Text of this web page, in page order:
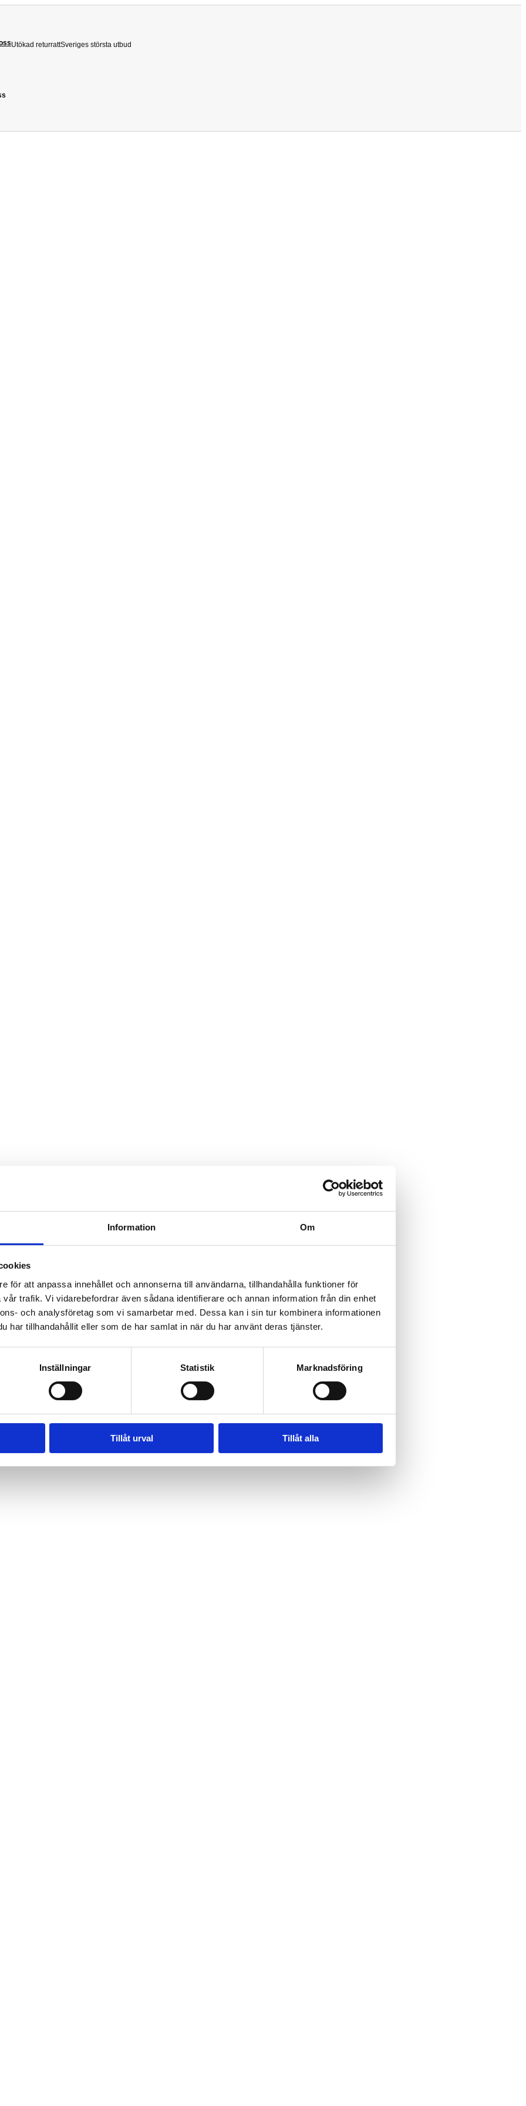
Information Om
för att anpassa innehållet och annonserna till användarna, tillhandahålla funktioner för
trafik. Vi vidarebefordrar även sådana identifierare och annan information från din enhet
och analysföretag som vi samarbetar med. Dessa kan i sin tur kombinera informationen
har tillhandahållit eller som de har samlat in när du har använt deras tjänster.
Inställningar Statistik Marknadsföring
Tillåt urval Tillåt alla
Utökad returrattSveriges största utbud